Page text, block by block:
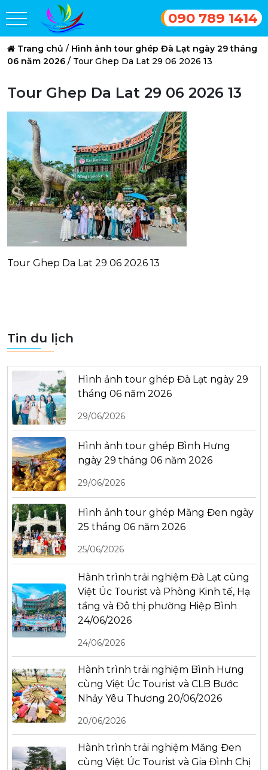
090 789 1414
Trang chủ / Hình ảnh tour ghép Đà Lạt ngày 29 tháng
06 năm 2026 / Tour Ghep Da Lat 29 06 2026 13
Tour Ghep Da Lat 29 06 2026 13
Tour Ghep Da Lat 29 06 2026 13
Tin du lịch
Hình ảnh tour ghép Đà Lạt ngày 29
tháng 06 năm 2026
29/06/2026
Hình ảnh tour ghép Bình Hưng
ngày 29 tháng 06 năm 2026
29/06/2026
Hình ảnh tour ghép Măng Đen ngày
25 tháng 06 năm 2026
25/06/2026
Hành trình trải nghiệm Đà Lạt cùng
Việt Úc Tourist và Phòng Kinh tế, Hạ
tầng và Đô thị phường Hiệp Bình
24/06/2026
24/06/2026
Hành trình trải nghiệm Bình Hưng
cùng Việt Úc Tourist và CLB Bước
Nhảy Yêu Thương 20/06/2026
20/06/2026
Hành trình trải nghiệm Măng Đen
cùng Việt Úc Tourist và Gia Đình Chị